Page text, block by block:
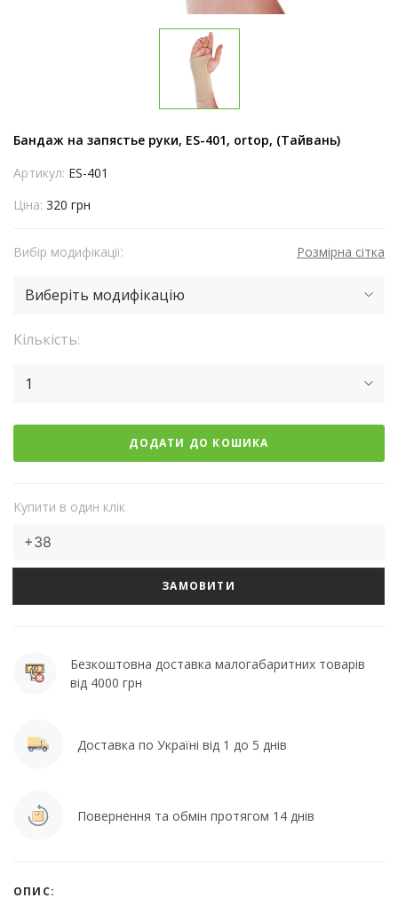
Бандаж на запястье руки, ES-401, ortop, (Тайвань)
Артикул: ES-401
Ціна: 320 грн
Вибір модифікації: Розмірна сітка
Виберіть модифікацію
Кількість:
1
ДОДАТИ ДО КОШИКА
Купити в один клік
ЗАМОВИТИ
Безкоштовна доставка малогабаритних товарів
від 4000 грн
Доставка по Україні від 1 до 5 днів
Повернення та обмін протягом 14 днів
ОПИС: